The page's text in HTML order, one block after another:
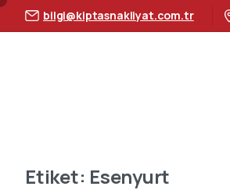
bilgi@kiptasnakliyat.com.tr
Etiket: Esenyurt